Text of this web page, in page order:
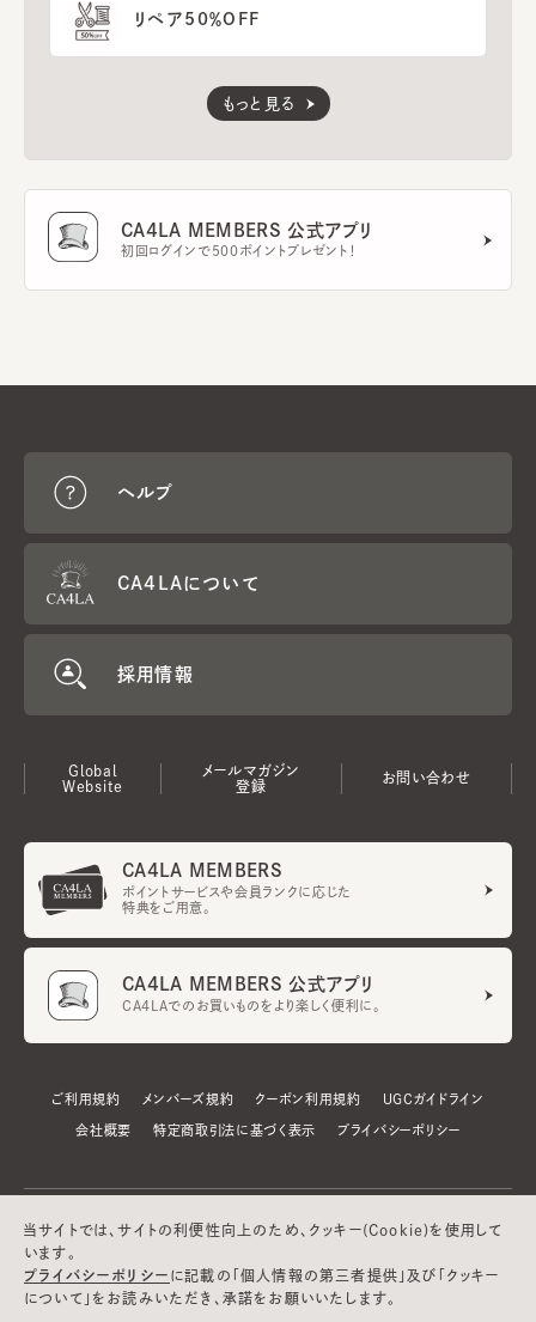
リペア50％OFF
もっと見る
CA4LA MEMBERS 公式アプリ
初回ログインで500ポイントプレゼント！
ヘルプ
CA4LAについて
採用情報
Global
Website
メールマガジン
登録
お問い合わせ
CA4LA MEMBERS
ポイントサービスや会員ランクに応じた
特典をご用意。
CA4LA MEMBERS 公式アプリ
CA4LAでのお買いものをより楽しく便利に。
ご利用規約 メンバーズ規約 クーポン利用規約 UGCガイドライン
会社概要 特定商取引法に基づく表示 プライバシーポリシー
当サイトでは、サイトの利便性向上のため、クッキー(Cookie)を使用して
います。
プライバシーポリシー に記載の「個人情報の第三者提供」及び「クッキー
について」をお読みいただき、承諾をお願いいたします。